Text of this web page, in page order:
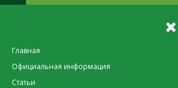
Главная
Официальная информация
Статьи